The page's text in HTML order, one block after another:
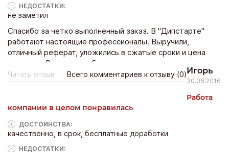
НЕДОСТАТКИ:
не заметил
Спасибо за четко выполненный заказ. В "Дипстарте"
работают настоящие профессионалы. Выручили,
отличный реферат, уложились в сжатые сроки и цена
реальная. Радует, что беретесь за сложные темы и
выполняете все пожелания заказчика.
Читать отзыв Всего комментариев к отзыву (0)Игорь
30.06.2016
Работа
компании в целом понравилась
ДОСТОИНCТВА:
качественно, в срок, бесплатные доработки
НЕДОСТАТКИ: